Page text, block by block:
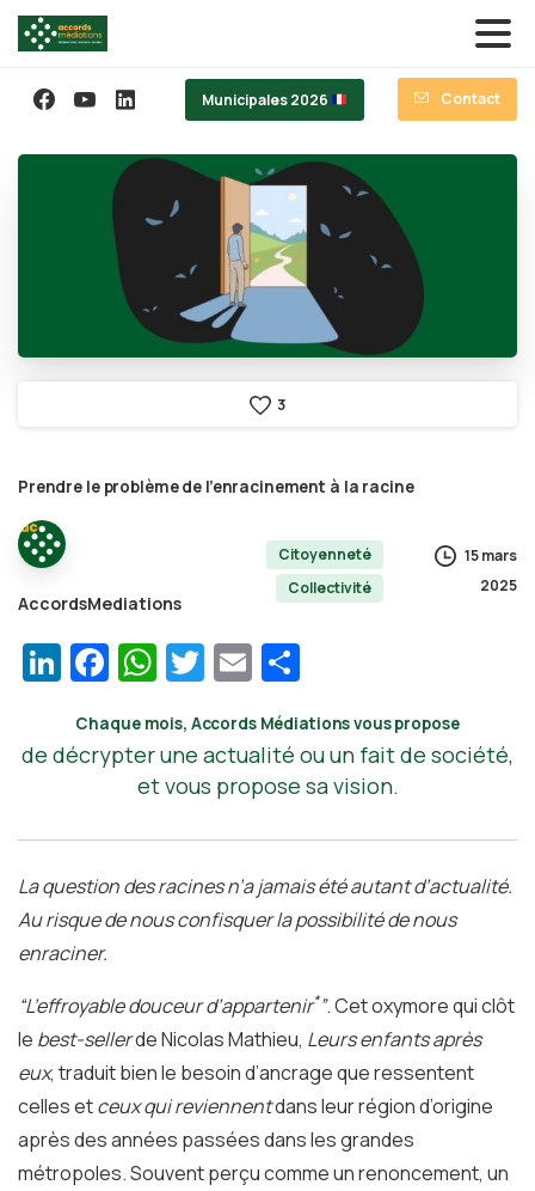
Municipales 2026 Contact
3
Prendre le problèmede l’enracinement à la racine
AccordsMediations
Citoyenneté
Collectivité
15 mars
2025
LinkedIn
Facebook
WhatsApp
Twitter
Email
Chaque mois, Accords Médiations vous propose
de décrypter une actualité ou un fait de société,
et vous propose sa vision.
La question des racines n’a jamais été autant d’actualité.
Au risque de nous confisquer la possibilité de nous
enraciner.
“L’effroyable douceur d’appartenir*”. Cet oxymore qui clôt
le best-sellerde Nicolas Mathieu, Leurs enfants après
eux, traduit bien le besoin d’ancrage que ressentent
celles etceux qui reviennentdans leur région d’origine
après des années passées dans les grandes
métropoles. Souvent perçu comme un renoncement, un